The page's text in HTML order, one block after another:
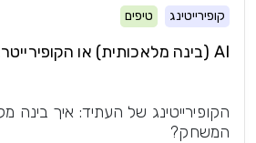
קופירייטינג טיפים
AI (בינה מלאכותית) או הקופירייטר: מי ינצח?
הקופירייטינג של העתיד: איך בינה
המשחק?